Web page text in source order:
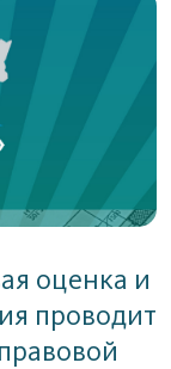
оценка и
проводит